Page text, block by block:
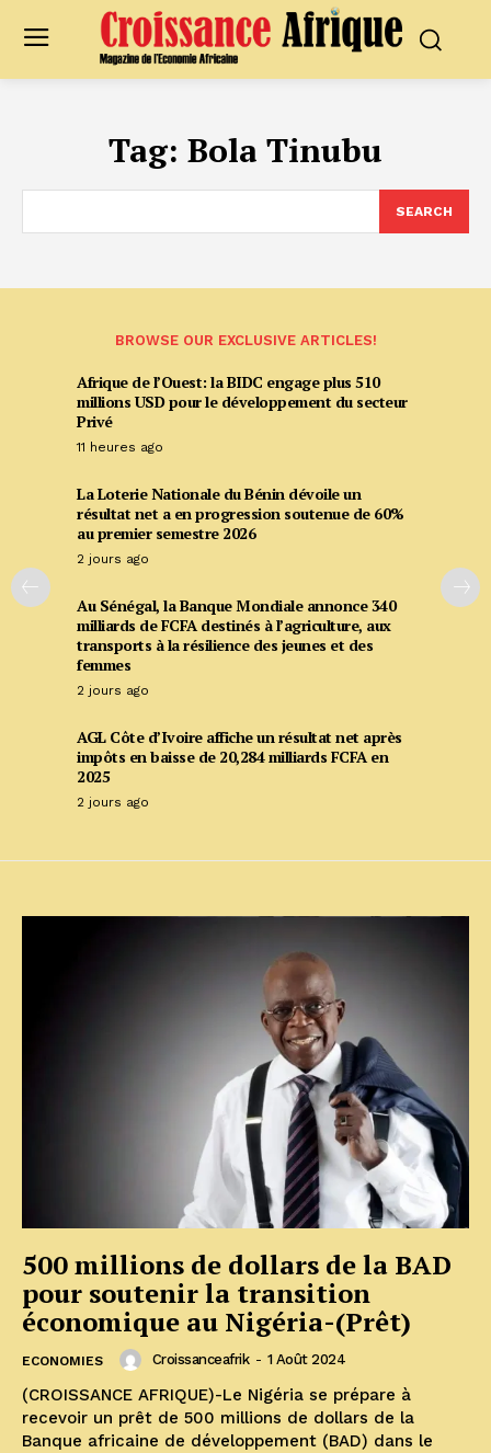
Tag: Bola Tinubu
SEARCH
BROWSE OUR EXCLUSIVE ARTICLES!
Afrique de l’Ouest: la BIDC engage plus 510
millions USD pour le développement du secteur
Privé
11 heures ago
La Loterie Nationale du Bénin dévoile un
résultat net a en progression soutenue de 60%
au premier semestre 2026
2 jours ago
Au Sénégal, la Banque Mondiale annonce 340
milliards de FCFA destinés à l’agriculture, aux
transports à la résilience des jeunes et des
femmes
2 jours ago
AGL Côte d’Ivoire affiche un résultat net après
impôts en baisse de 20,284 milliards FCFA en
2025
2 jours ago
500 millions de dollars de la BAD
pour soutenir la transition
économique au Nigéria-(Prêt)
ECONOMIES Croissanceafrik - 1 Août 2024
(CROISSANCE AFRIQUE)-Le Nigéria se prépare à
recevoir un prêt de 500 millions de dollars de la
Banque africaine de développement (BAD) dans le